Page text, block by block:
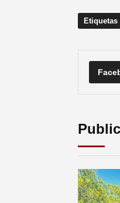
Etiquetas